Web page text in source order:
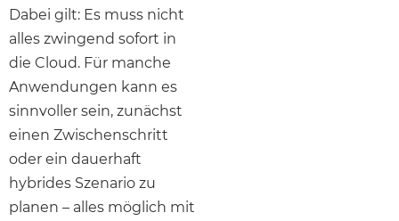
Dabei gilt: Es muss nicht
alles zwingend sofort in
die Cloud. Für manche
Anwendungen kann es
sinnvoller sein, zunächst
einen Zwischenschritt
oder ein dauerhaft
hybrides Szenario zu
planen – alles möglich mit